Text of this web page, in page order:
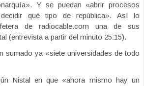
Y se puedan «abrir procesos
decidir qué tipo de república». Así lo
de radiocable.com una de sus
(entrevista a partir del minuto 25:15).
sumado ya «siete universidades de todo
Nistal en que «ahora mismo hay un